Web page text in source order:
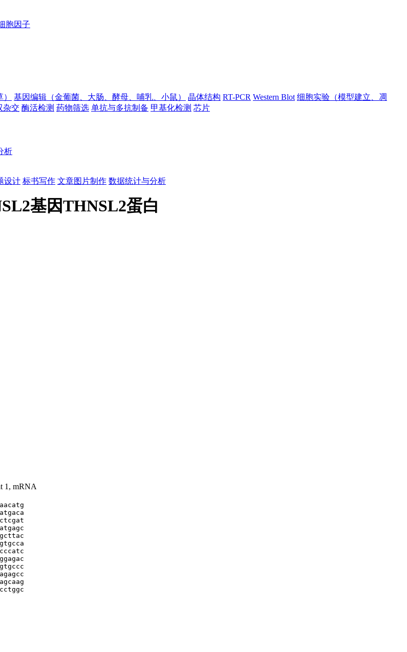
胞因子
基因编辑（金葡菌、大肠、酵母、哺乳、小鼠） 晶体结构 RT-PCR Western Blot 细胞实验（模型建立、凋
杂交 酶活检测 药物筛选 单抗与多抗制备 甲基化检测 芯片
析
设计 标书写作 文章图片制作 数据统计与分析
基因THNSL2蛋白
1, mRNA